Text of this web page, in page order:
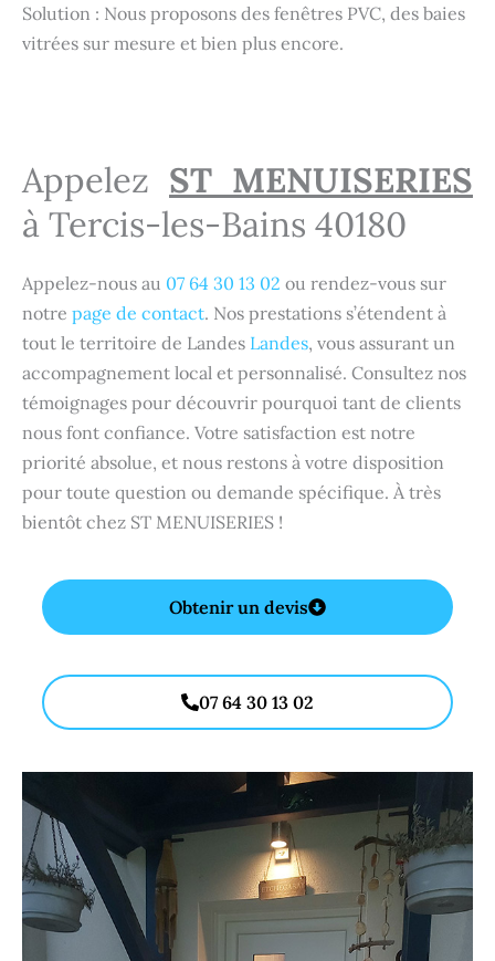
Solution : Nous proposons des fenêtres PVC, des baies
vitrées sur mesure et bien plus encore.
Appelez ST MENUISERIES
à Tercis-les-Bains 40180
Appelez-nous au 07 64 30 13 02 ou rendez-vous sur
notre page de contact. Nos prestations s’étendent à
tout le territoire de Landes Landes, vous assurant un
accompagnement local et personnalisé. Consultez nos
témoignages pour découvrir pourquoi tant de clients
nous font confiance. Votre satisfaction est notre
priorité absolue, et nous restons à votre disposition
pour toute question ou demande spécifique. À très
bientôt chez ST MENUISERIES !
Obtenir un devis
07 64 30 13 02